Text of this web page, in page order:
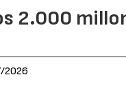
2.000
2026